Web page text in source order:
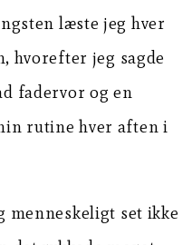
læste jeg hver
hvorefter jeg sagde
fadervor og en
rutine hver aften i
menneskeligt set ikke